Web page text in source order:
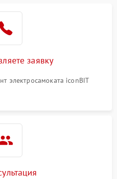
заявку
электросамоката iconBIT